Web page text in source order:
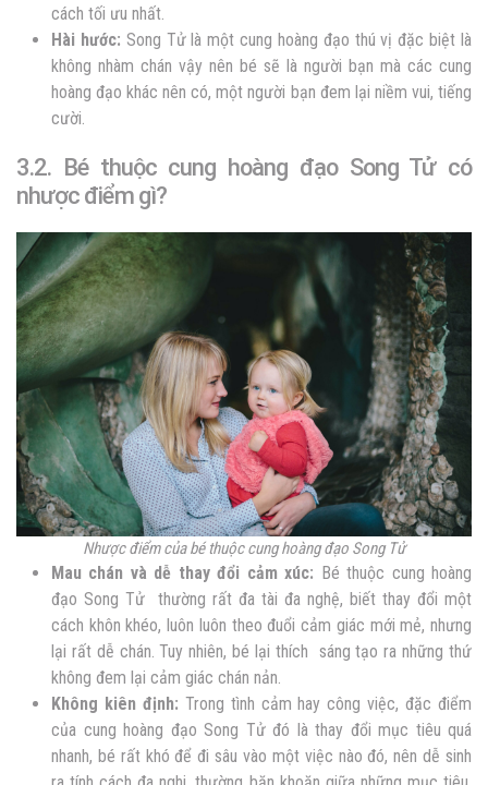
cách tối ưu nhất.
Hài hước: Song Tửlà một cung hoàng đạo thú vị đặc biệt là
không nhàm chán vậy nên bé sẽ là người bạn mà các cung
hoàng đạo khác nên có, một người bạn đem lại niềm vui, tiếng
cười.
3.2. Bé thuộc cung hoàng đạo Song Tử có
nhược điểm gì?
Nhược điểm của bé thuộc cung hoàng đạo Song Tử
Mau chán và dễ thay đổi cảm xúc: Bé thuộc cung hoàng
đạo Song Tử thường rất đa tài đa nghệ, biết thay đổi một
cách khôn khéo, luôn luôn theo đuổi cảm giác mới mẻ, nhưng
lại rất dễ chán. Tuy nhiên, bé lại thích sáng tạo ra những thứ
không đem lại cảm giác chán nản.
Không kiên định: Trong tình cảm hay công việc,đặc điểm
của cung hoàng đạo Song Tử đó là thay đổi mục tiêu quá
nhanh, bé rất khó để đi sâu vào một việc nào đó, nên dễ sinh